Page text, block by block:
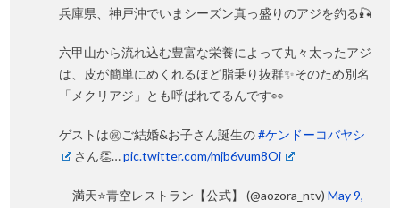
兵庫県、神戸沖でいまシーズン真っ盛りのアジを釣る🎣
六甲山から流れ込む豊富な栄養によって丸々太ったアジ
は、皮が簡単にめくれるほど脂乗り抜群✨そのため別名
「メクリアジ」とも呼ばれてるんです👀
ゲストは㊗️ご結婚&お子さん誕生の#ケンドーコバヤシ
さん👏…pic.twitter.com/mjb6vum8Oi
— 満天⭐️青空レストラン【公式】 (@aozora_ntv)May 9,